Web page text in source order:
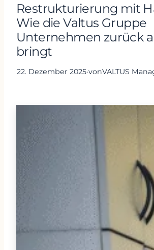
Restrukturierung mit
Wie die Valtus Gruppe
Unternehmen zurück
bringt
22. Dezember 2025·vonVALTUS